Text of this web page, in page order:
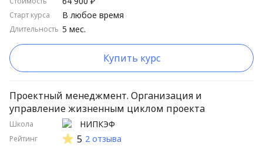
Старт курса
Длительность 5 мес.
В любое время
Купить курс
Проектный менеджмент. Организация и
управление жизненным циклом проекта
Школа
Рейтинг
НИПКЭФ
5 2 отзыва